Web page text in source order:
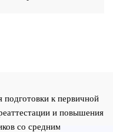
к первичной
и повышения
со средним и высшим